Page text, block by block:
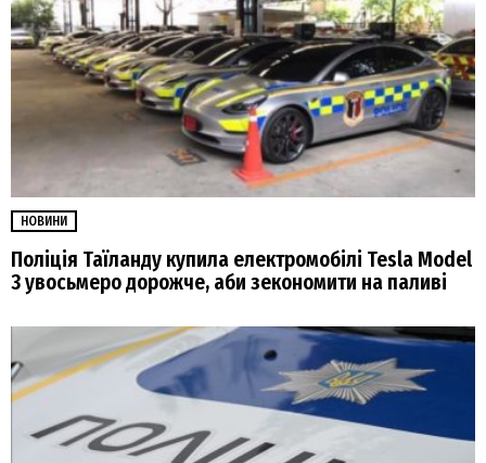
НОВИНИ
Поліція Таїланду купила електромобілі Tesla Model
3 увосьмеро дорожче, аби зекономити на паливі